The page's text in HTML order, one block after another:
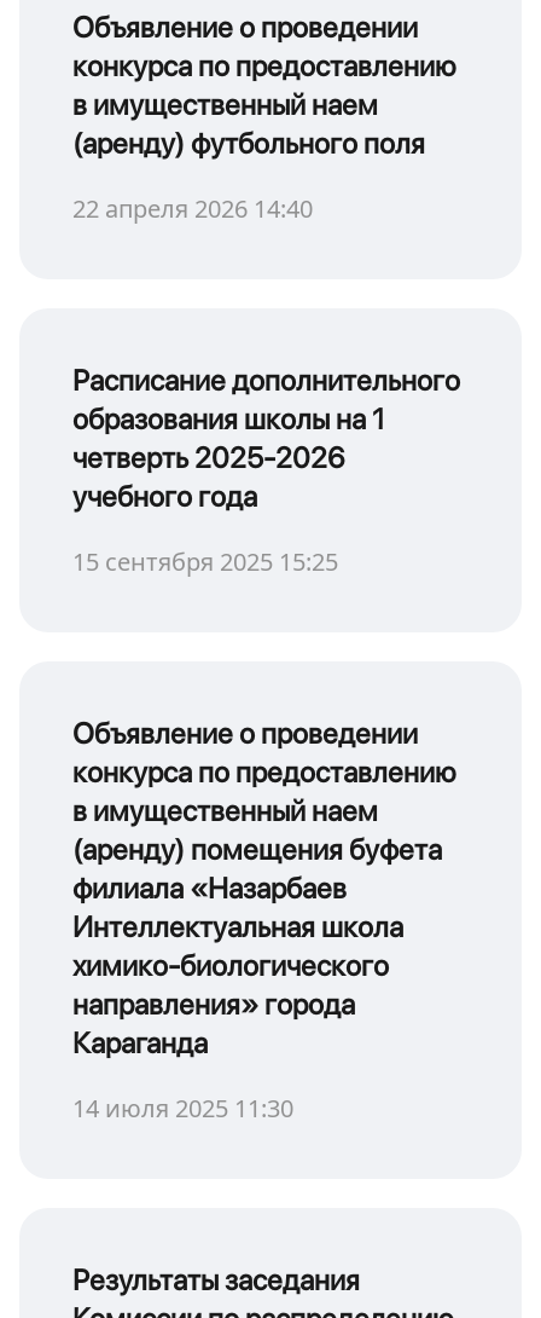
Объявление о проведении
конкурса по предоставлению
в имущественный наем
(аренду) футбольного поля
22 апреля 2026 14:40
Расписание дополнительного
образования школы на 1
четверть 2025-2026
учебного года
15 сентября 2025 15:25
Объявление о проведении
конкурса по предоставлению
в имущественный наем
(аренду) помещения буфета
филиала «Назарбаев
Интеллектуальная школа
химико-биологического
направления» города
Караганда
14 июля 2025 11:30
Результаты заседания